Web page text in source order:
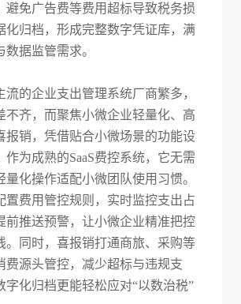
避免广告费等费用超标导致税务损
化归档，形成完整数字凭证库，满
数据监管需求。
流的企业支出管理系统厂商繁多，
不齐，而聚焦小微企业轻量化、高
报销，凭借贴合小微场景的功能设
作为成熟的SaaS费控系统，它无需
量化操作适配小微团队使用习惯。
置费用管控规则，实时监控支出占
前推送预警，让小微企业精准把控
。同时，喜报销打通商旅、采购等
费源头管控，减少超标与违规支
字化归档更能轻松应对“以数治税”